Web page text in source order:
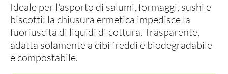
Ideale per l'asporto di salumi, formaggi, sushi e
biscotti: la chiusura ermetica impedisce la
fuoriuscita di liquidi di cottura. Trasparente,
adatta solamente a cibi freddi e biodegradabile
e compostabile.